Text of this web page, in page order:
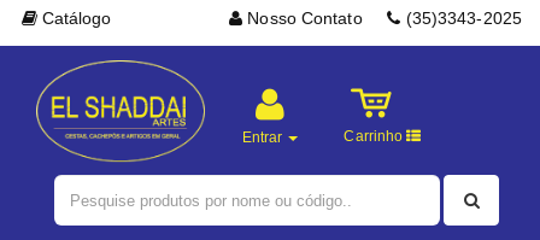
Nosso Contato (35)3343-2025
Catálogo
Entrar Carrinho